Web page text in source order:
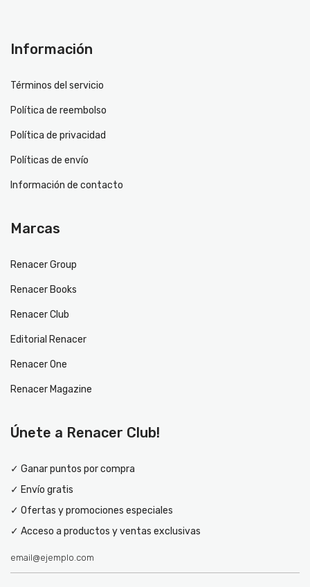
Información
Términos del servicio
Política de reembolso
Política de privacidad
Políticas de envío
Información de contacto
Marcas
Renacer Group
Renacer Books
Renacer Club
Editorial Renacer
Renacer One
Renacer Magazine
Únete a Renacer Club!
✓ Ganar puntos por compra
✓ Envío gratis
✓ Ofertas y promociones especiales
✓ Acceso a productos y ventas exclusivas